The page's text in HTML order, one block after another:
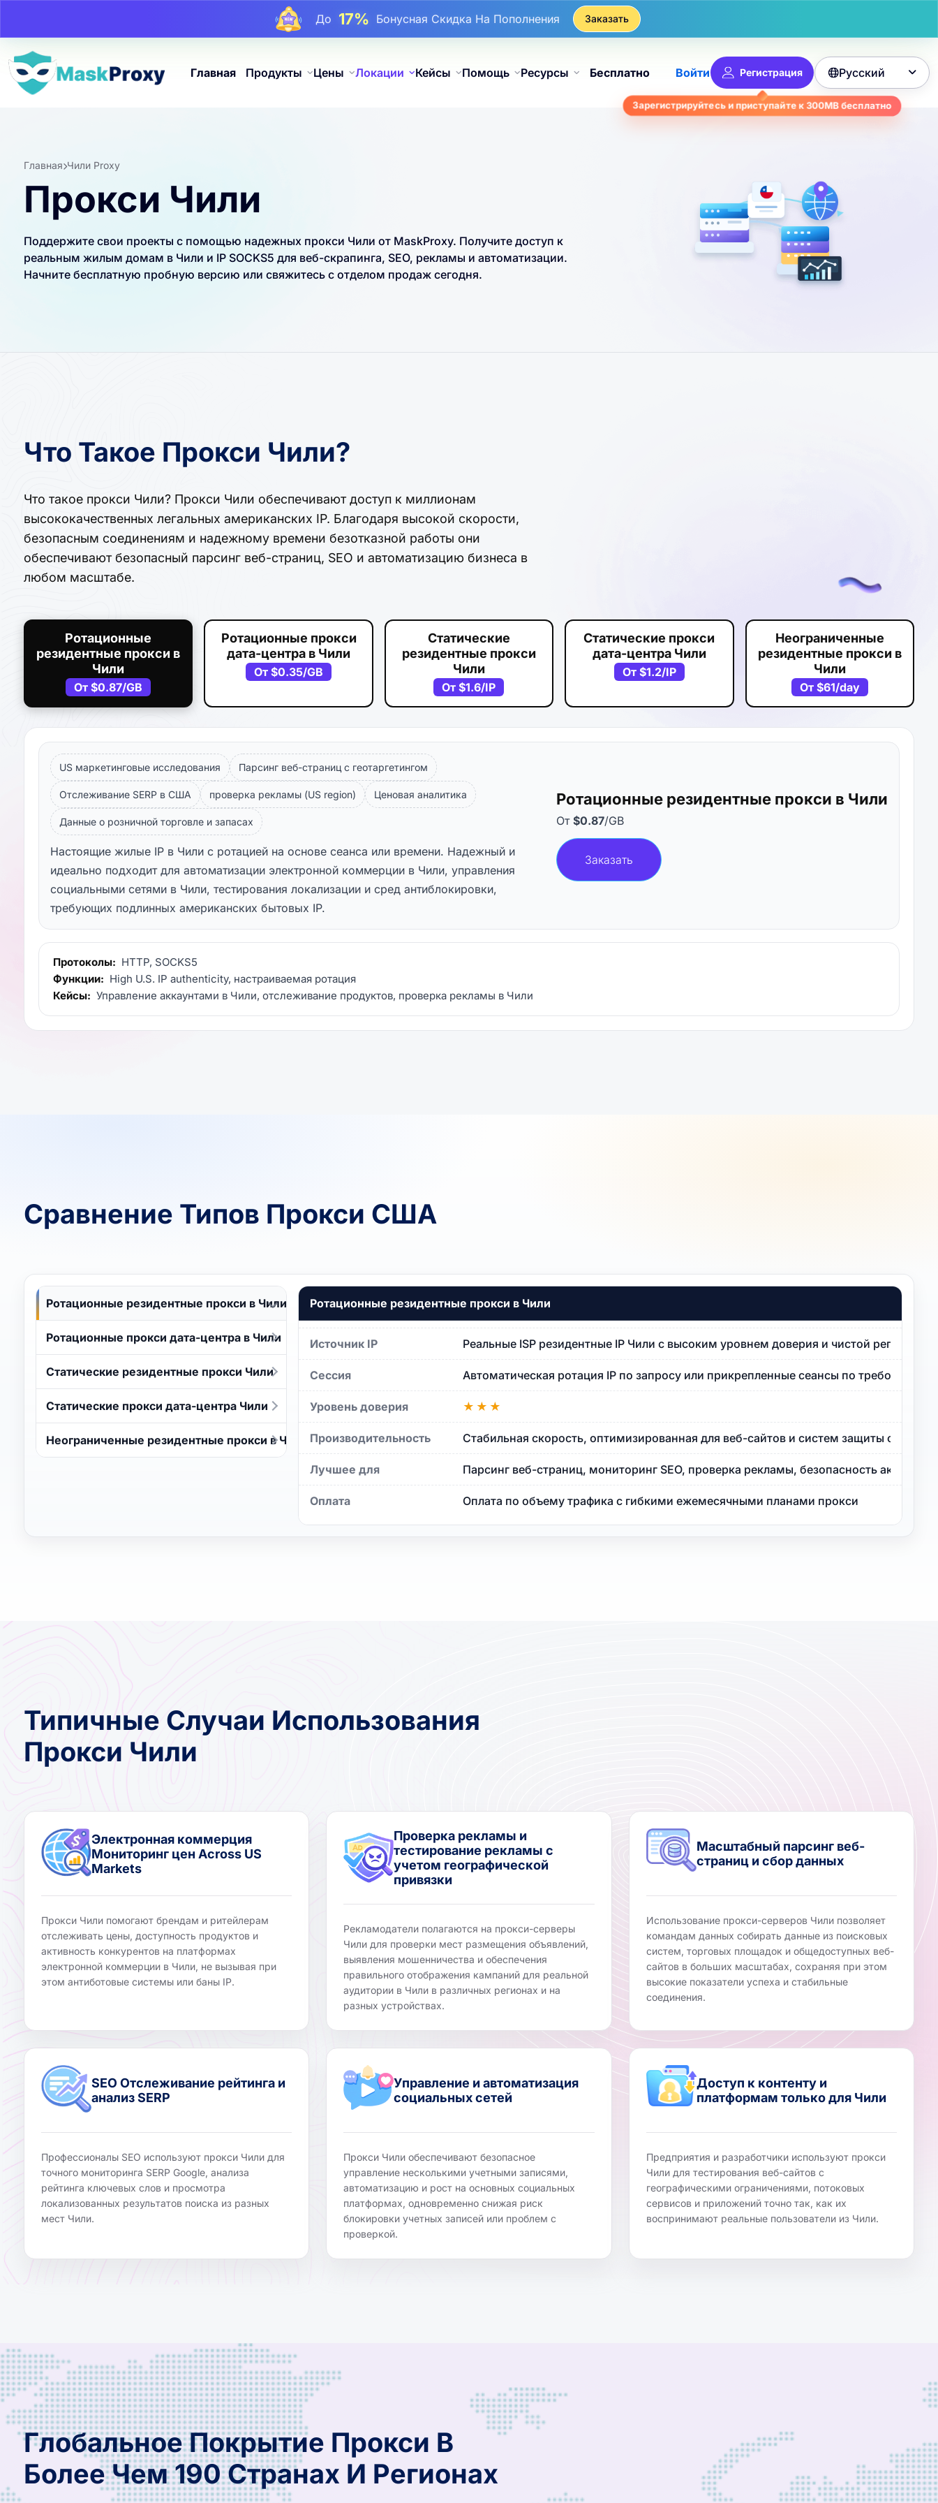
До 25%Скидка На Статические Покупки IP
До81%Скидка На Чередующиеся Покупки IP
Заказать
Главная Продукты Цены Локации Кейсы Помощь Ресурсы Бесплатно Войти Регистрация
Зарегистрируйтесь и приступайте к300MBбесплатно
Русский 
Главная Чили Proxy
Прокси Чили
Поддержите свои проекты с помощью надежных прокси Чили от MaskProxy. Получите доступ к
реальным жилым домам в Чили и IP SOCKS5 для веб-скрапинга, SEO, рекламы и автоматизации.
Начните бесплатную пробную версию или свяжитесь с отделом продаж сегодня.
Что Такое Прокси Чили?
Что такое прокси Чили? Прокси Чили обеспечивают доступ к миллионам
высококачественных легальных американских IP. Благодаря высокой скорости,
безопасным соединениям и надежному времени безотказной работы они
обеспечивают безопасный парсинг веб-страниц, SEO и автоматизацию бизнеса в
любом масштабе.
Ротационные
резидентные прокси в
Чили
От$0.87/GB
Ротационные прокси
дата-центра в Чили
От$0.35/GB
Статические
резидентные прокси
Чили
От$1.6/IP
Статические прокси
дата-центра Чили
От $1.2/IP
Неограниченные
резидентные прокси в
Чили
От $61/day
US маркетинговые исследования Парсинг веб-страниц с геотаргетингом
Отслеживание SERP в США проверка рекламы (US region) Ценовая аналитика
Данные о розничной торговле и запасах
Настоящие жилые IP в Чили с ротацией на основе сеанса или времени. Надежный и
идеально подходит для автоматизации электронной коммерции в Чили, управления
социальными сетями в Чили, тестирования локализации и сред антиблокировки,
требующих подлинных американских бытовых IP.
Ротационные резидентные прокси в Чили
От $0.87/GB
Заказать
Протоколы: HTTP, SOCKS5
Функции: High U.S. IP authenticity, настраиваемая ротация
Кейсы: Управление аккаунтами в Чили, отслеживание продуктов, проверка рекламы в Чили
Сравнение Типов Прокси США
Ротационные резидентные прокси в Чили
Ротационные прокси дата-центра в Чили
Статические резидентные прокси Чили
Статические прокси дата-центра Чили
Неограниченные резидентные прокси в Чили
Ротационные резидентные прокси в Чили
Источник IP Реальные ISP резидентные IP Чили с высоким уровнем доверия и чистой
Сессия Автоматическая ротация IP по запросу или прикрепленные сеансы по требованию.
Уровень доверия ★★★
Производительность Стабильная скорость, оптимизированная для веб-сайтов и систем защиты от
Лучшее для Парсинг веб-страниц, мониторинг SEO, проверка рекламы, безопасность аккаунта
Оплата Оплата по объему трафика с гибкими ежемесячными планами прокси
Типичные Случаи Использования
Прокси Чили
Электронная коммерция
Мониторинг цен Across US
Markets
Прокси Чили помогают брендам и ритейлерам
отслеживать цены, доступность продуктов и
активность конкурентов на платформах
электронной коммерции в Чили, не вызывая при
этом антиботовые системы или баны IP.
Проверка рекламы и
тестирование рекламы с
учетом географической
привязки
Рекламодатели полагаются на прокси-серверы
Чили для проверки мест размещения объявлений,
выявления мошенничества и обеспечения
правильного отображения кампаний для реальной
аудитории в Чили в различных регионах и на
разных устройствах.
Масштабный парсинг веб-
страниц и сбор данных
Использование прокси-серверов Чили позволяет
командам данных собирать данные из поисковых
систем, торговых площадок и общедоступных веб-
сайтов в больших масштабах, сохраняя при этом
высокие показатели успеха и стабильные
соединения.
SEO Отслеживание рейтинга и
анализ SERP
Профессионалы SEO используют прокси Чили для
точного мониторинга SERP Google, анализа
рейтинга ключевых слов и просмотра
локализованных результатов поиска из разных
мест Чили.
Управление и автоматизация
социальных сетей
Прокси Чили обеспечивают безопасное
управление несколькими учетными записями,
автоматизацию и рост на основных социальных
платформах, одновременно снижая риск
блокировки учетных записей или проблем с
проверкой.
Доступ к контенту и
платформам только для Чили
Предприятия и разработчики используют прокси
Чили для тестирования веб-сайтов с
географическими ограничениями, потоковых
сервисов и приложений точно так, как их
воспринимают реальные пользователи из Чили.
Глобальное Покрытие Прокси В
Более Чем 190 Странах И Регионах